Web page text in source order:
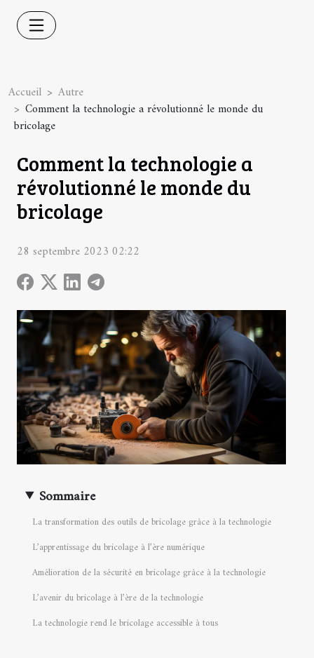
Accueil
Autre
Comment la technologie a révolutionné le monde du
bricolage
Comment la technologie a
révolutionné le monde du
bricolage
28 septembre 2023 02:22
Sommaire
La transformation des outils de bricolage grâce à la technologie
L’apprentissage du bricolage à l’ère numérique
Amélioration de la sécurité en bricolage grâce à la technologie
L’avenir du bricolage à l’ère de la technologie
La technologie rend le bricolage accessible à tous